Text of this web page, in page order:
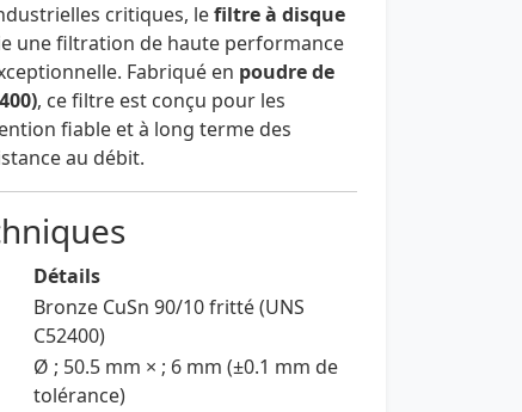
critiques, lefiltre à disque
une filtration de haute performance
Fabriqué en poudre de
, ce filtre est conçu pour les
fiable et à long terme des
au débit.
Détails
Bronze CuSn 90/10 fritté (UNS
C52400)
Ø ; 50.5 mm × ; 6 mm (±0.1 mm de
tolérance)